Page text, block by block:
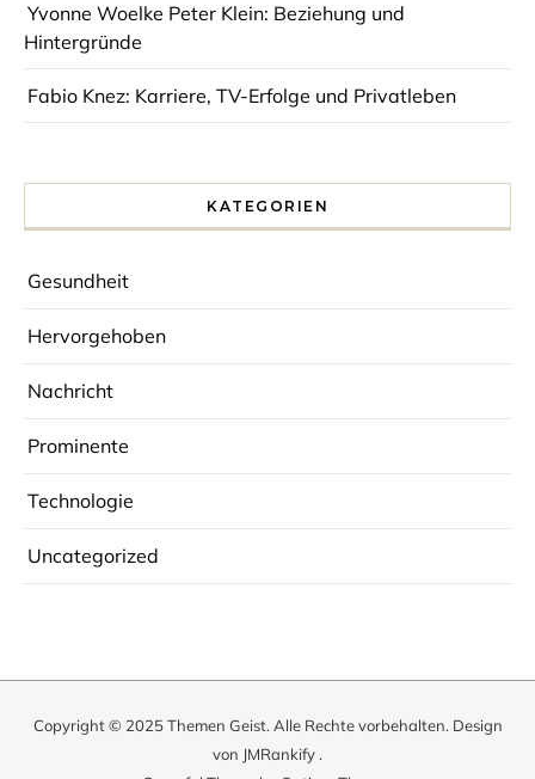
Yvonne Woelke Peter Klein: Beziehung und
Hintergründe
Fabio Knez: Karriere, TV-Erfolge und Privatleben
KATEGORIEN
Gesundheit
Hervorgehoben
Nachricht
Prominente
Technologie
Uncategorized
Copyright © 2025Themen Geist. Alle Rechte vorbehalten. Design
von JMRankify .